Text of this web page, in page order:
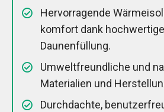
Hervorragende
komfort dank
Daunenfüllung.
Umweltfreundliche und
Materialien und
Durchdachte,